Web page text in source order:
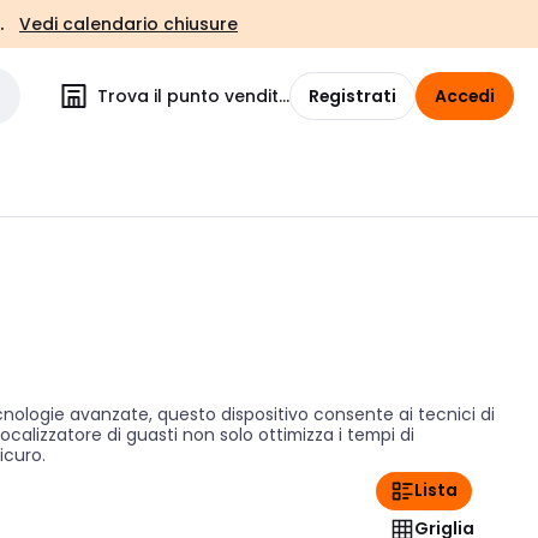
Vedi calendario chiusure
Trova il punto vendita Registrati Accedi
avanzate, questo dispositivo consente ai tecnici di
di guasti non solo ottimizza i tempi di
Lista
Griglia